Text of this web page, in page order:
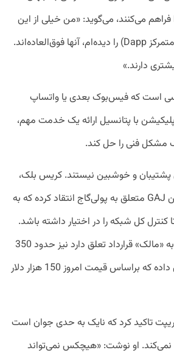
فراهم می‌کنند، می‌گوید: «من خیلی از این
دَپ‌ها (اپلیکیشن‌های نامتمرکز Dapp) را دیده‌ام، آنها فوق‌العاده‌اند.
دارند.»
است که فیس‌بوک بعدی یا واتساپ
با پتانسیل ارائه یک خدمت مهم،
مشکل فنی را حل کند.
پشتیبان و خوشبین نیستند. کریس بلک،
محقق دی‌فای، از کد توکن GAJ متعلق به پولی‌گاج انتقاد کرده که به
کل شبکه را در اختیار داشته باشد.
آدرسی که در حال حاضر به «مالک» قرارداد تعلق دارد نیز حدود 350
هزار GAJ را در خود جای داده که براساس قیمت امروز 150 هزار دلار
تاکید کرد که نایک به حدی جوان است
نمی‌کند. او نوشت: «هیچکس نمی‌تواند